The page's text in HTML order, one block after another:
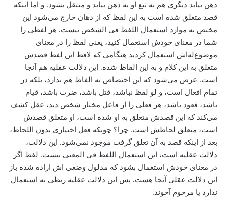
ذهن بیاید دیگری هم به تبع او به ذهن بیاید و ‌منتقل بشود. و اما اینکه
قصد متعلق شده است به این لفظ که از دهان خارج می‌شود این
مختص به موارد استعمال اللفظ فی الشخص نیست. هر لفظی را
شما در معنای خودش استعمال کنید، یعنی لفظ را در معنای
موضوع‌له‌اش استعمال کردید هنگامی که لافظ این لفظ قصدش
متعلق به این کلام و به این الفاظ شده. این دلالت عقلیه هم آنجا
است. عرض می‌شود که این اختصاص به الفاظ هم ندارد، بلکه در
تمام افعال است، و لو لفظ نباشد، ‌قتل باشد، ضرب باشد، قیام
باشد، قعود باشد، هر فعلی را از فاعل مختار شخص دید، عقل کشف
می‌کند که این قصدش متعلق به او شده است، او متعلق قصدش
است، ‌متعلق لحاظش است. چرا؟ چونکه فعل اختیاری بدون اللحاظ،
بعد از اینکه قصد به آن تعلق گرفت موجود نمی‌شود. این دلالت،
‌دلالت عقلیه است، ‌این استعمال اللفظ فی المعنی نیست. لفظ اگر
در معنای خودش استعمال بشود که مدلول وضعی اش ‌اراده شده باز
این دلالت عقلی آنجا هست. پس این دلالت عقلیه ربطی به استعمال
ندارد یا مرحوم آخوند.